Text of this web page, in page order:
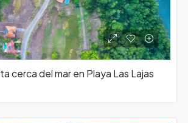
cerca del mar en Playa Las Lajas